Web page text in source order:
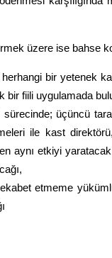
üzere ise bahse
bir yetenek
bir fiili uygulamada
üçüncü
ile kast
aynı etkiyi
etmeme